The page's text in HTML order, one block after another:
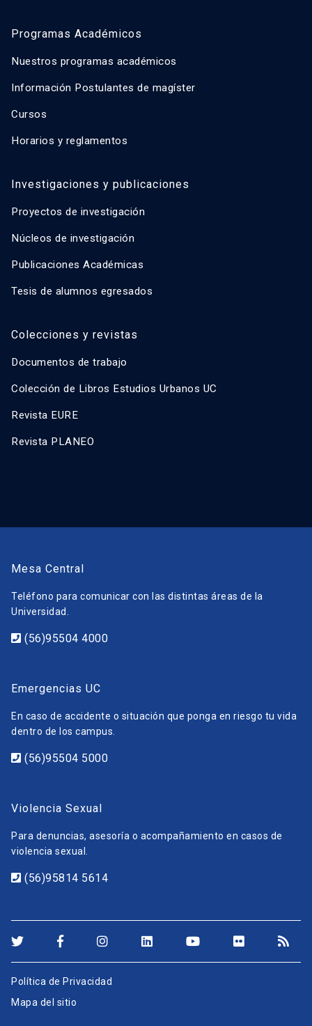
Programas Académicos
Nuestros programas académicos
Información Postulantes de magíster
Cursos
Horarios y reglamentos
Investigaciones y publicaciones
Proyectos de investigación
Núcleos de investigación
Publicaciones Académicas
Tesis de alumnos egresados
Colecciones y revistas
Documentos de trabajo
Colección de Libros Estudios Urbanos UC
Revista EURE
Revista PLANEO
Mesa Central
Teléfono para comunicar con las distintas áreas de la
Universidad.
(56)95504 4000
Emergencias UC
En caso de accidente o situación que ponga en riesgo tu vida
dentro de los campus.
(56)95504 5000
Violencia Sexual
Para denuncias, asesoría o acompañamiento en casos de
violencia sexual.
(56)95814 5614
Política de Privacidad
Mapa del sitio